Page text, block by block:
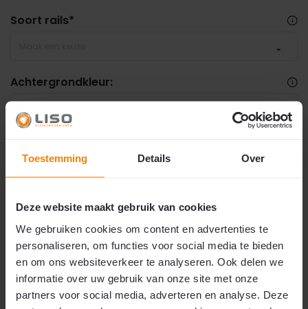
Toestemming Details Over
Deze website maakt gebruik van cookies
We gebruiken cookies om content en advertenties te
personaliseren, om functies voor social media te bieden
en om ons websiteverkeer te analyseren. Ook delen we
informatie over uw gebruik van onze site met onze
partners voor social media, adverteren en analyse. Deze
Soort rails*
Achtergrondkleur:
€ 99,95
€99,95 p/m2
⚠️ Let op: 6 á 8 werkweken levertijd.
Door de enorme vraag naar maatwerk
hulzengordijnen is het momenteel erg druk.
worden. Heeft u uw vliegengordijn snel nodig?
pakketaan. Wij verzoeken u vriendelijk om niet te
mailen of bellen met vragen over een snellere
gebeurt binnen een sociale werkplaats voor
arbeidsmatige dagbesteding en is afhankelijk
van de beschikbare cliënten en begeleiding. Wij
kunnen hier geen extra druk op leggen. Bedankt